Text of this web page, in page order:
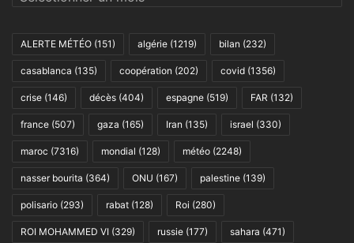
ALERTE MÉTÉO (151) algérie (1219) bilan (232)
casablanca (135) coopération (202) covid (1356)
crise (146) décès (404) espagne (519) FAR (132)
france (507) gaza (165) Iran (135) israel (330)
maroc (7316) mondial (128) météo (2248)
nasser bourita (364) ONU (167) palestine (139)
polisario (293) rabat (128) Roi (280)
ROI MOHAMMED VI (329) russie (177) sahara (471)